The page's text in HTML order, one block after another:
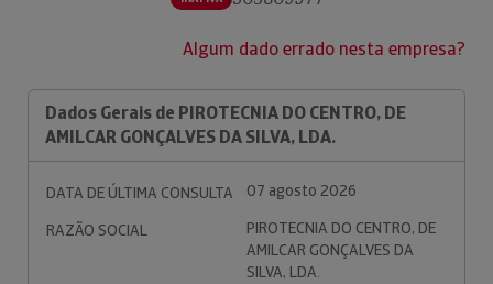
Algum dado errado nesta empresa?
Dados Gerais de PIROTECNIA DO CENTRO, DE
AMILCAR GONÇALVES DA SILVA, LDA.
DATA DE ÚLTIMA CONSULTA
07 agosto 2026
RAZÃO SOCIAL
PIROTECNIA DO CENTRO, DE
AMILCAR GONÇALVES DA
SILVA, LDA.